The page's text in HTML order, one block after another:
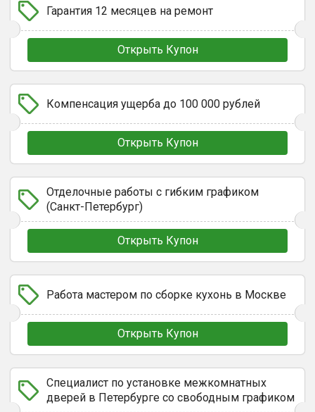
Гарантия 12 месяцев на ремонт
Открыть Купон
Компенсация ущерба до 100 000 рублей
Открыть Купон
Отделочные работы с гибким графиком
(Санкт-Петербург)
Открыть Купон
Работа мастером по сборке кухонь в Москве
Открыть Купон
Специалист по установке межкомнатных
дверей в Петербурге со свободным графиком